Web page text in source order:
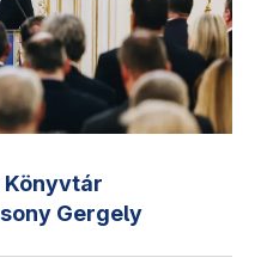
Könyvtár
Gergely